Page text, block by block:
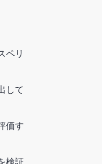
ペリ
して
価す
検証